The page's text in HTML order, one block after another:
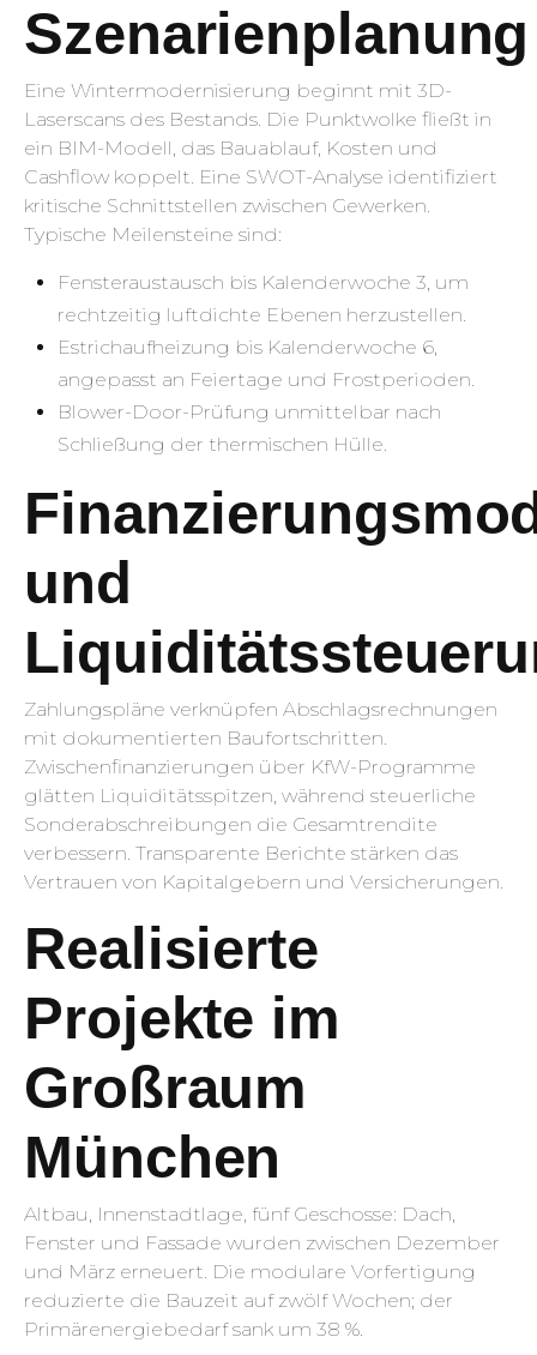
Szenarienplanung
Eine Wintermodernisierung beginnt mit 3D-
Laserscans des Bestands. Die Punktwolke fließt in
ein BIM-Modell, das Bauablauf, Kosten und
Cashflow koppelt. Eine SWOT-Analyse identifiziert
kritische Schnittstellen zwischen Gewerken.
Typische Meilensteine sind:
Fensteraustausch bis Kalenderwoche 3, um
rechtzeitig luftdichte Ebenen herzustellen.
Estrichaufheizung bis Kalenderwoche 6,
angepasst an Feiertage und Frostperioden.
Blower-Door-Prüfung unmittelbar nach
Schließung der thermischen Hülle.
und
Zahlungspläne verknüpfen Abschlagsrechnungen
mit dokumentierten Baufortschritten.
Zwischenfinanzierungen über KfW-Programme
glätten Liquiditätsspitzen, während steuerliche
Sonderabschreibungen die Gesamtrendite
verbessern. Transparente Berichte stärken das
Vertrauen von Kapitalgebern und Versicherungen.
Realisierte
Projekte im
Großraum
München
Altbau, Innenstadtlage, fünf Geschosse: Dach,
Fenster und Fassade wurden zwischen Dezember
und März erneuert. Die modulare Vorfertigung
reduzierte die Bauzeit auf zwölf Wochen; der
Primärenergiebedarf sank um 38 %.